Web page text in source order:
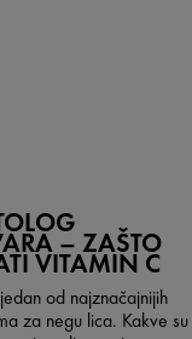
– ZAŠTO
VITAMIN C
od najznačajnijih
za negu lica. Kakve su